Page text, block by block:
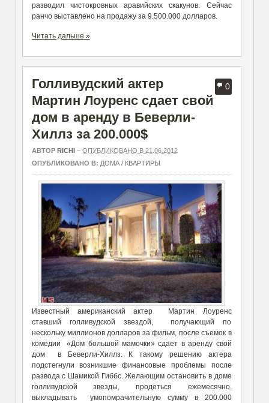
разводил чистокровных аравийских скакунов. Сейчас
ранчо выставлено на продажу за 9.500.000 долларов.
Читать дальше »
0
Голливудский актер
Мартин Лоуренс сдает свой
дом в аренду в Беверли-
Хиллз за 200.000$
АВТОР RICHI– ОПУБЛИКОВАНО В 21.06.2012
ОПУБЛИКОВАНО В: ДОМА / КВАРТИРЫ
Известный американский актер Мартин Лоуренс
ставший голливудской звездой, получающий по
нескольку миллионов долларов за фильм, после съемок в
комедии «Дом большой мамочки» сдает в аренду свой
дом в Беверли-Хиллз. К такому решению актера
подстегнули возникшие финансовые проблемы после
развода с Шамикой Гиббс. Желающим остановить в доме
голливудской звезды, продеться ежемесячно,
выкладывать умопомрачительную сумму в 200.000